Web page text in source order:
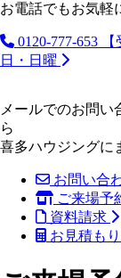
お電話でもお気軽
0120-777-653
日・日曜
メールでのお問
ら
喜多ハウジングに
お問い合
ご来場予
資料請求
お見積もり